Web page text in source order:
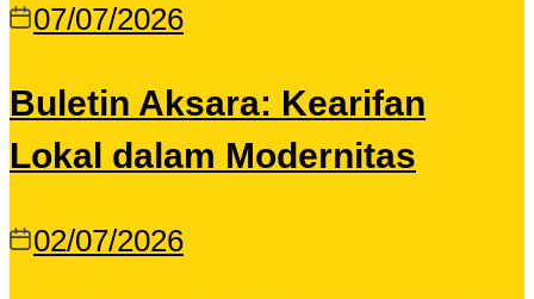
07/07/2026
Buletin Aksara: Kearifan
Lokal dalam Modernitas
02/07/2026